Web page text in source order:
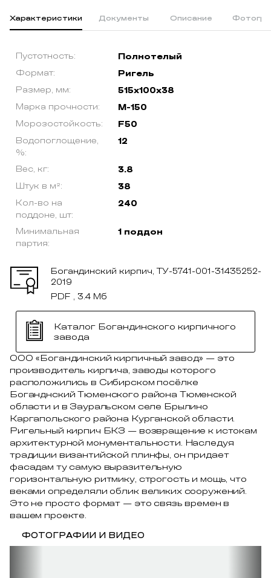
Характеристики Документы Описание
Пустотность: Полнотелый
Формат: Ригель
Размер, мм: 515х100х38
Марка прочности: М-150
Морозостойкость: F50
Водопоглощение,
%:
12
Вес, кг: 3.8
Штук в м²: 38
Кол-во на
поддоне, шт:
240
Минимальная
партия:
1 поддон
Богандинский кирпич, ТУ-5741-001-31435252-
2019
PDF , 3.4 Мб
Каталог Богандинского кирпичного
завода
ООО «Богандинский кирпичный завод» — это
производитель кирпича, заводы которого
расположились в Сибирском посёлке
Боганднский Тюменского района Тюменской
области и в Зауральском селе Брылино
Каргапольского района Курганской области.
Ригельный кирпич БКЗ — возвращение к истокам
архитектурной монументальности. Наследуя
традиции византийской плинфы, он придает
фасадам ту самую выразительную
горизонтальную ритмику, строгость и мощь, что
веками определяли облик великих сооружений.
Это не просто формат — это связь времен в
вашем проекте.
ФОТОГРАФИИ И ВИДЕО